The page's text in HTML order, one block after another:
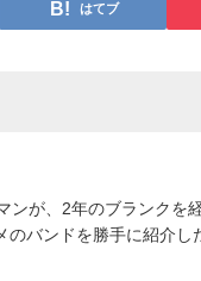
はてブ
ンが、2年のブランクを
のバンドを勝手に紹介し